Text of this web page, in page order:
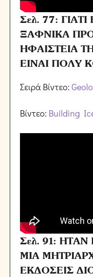
Σελ. 77:
ΞΑΦΝΙΚΑ
ΗΦΑΙΣΤΕΙΑ
ΕΙΝΑΙ ΠΟΛΥ
Σειρά Βίντεο:
Βίντεο: Building
Σελ. 91:
ΜΙΑ
ΕΚΔΟΣΕΙΣ